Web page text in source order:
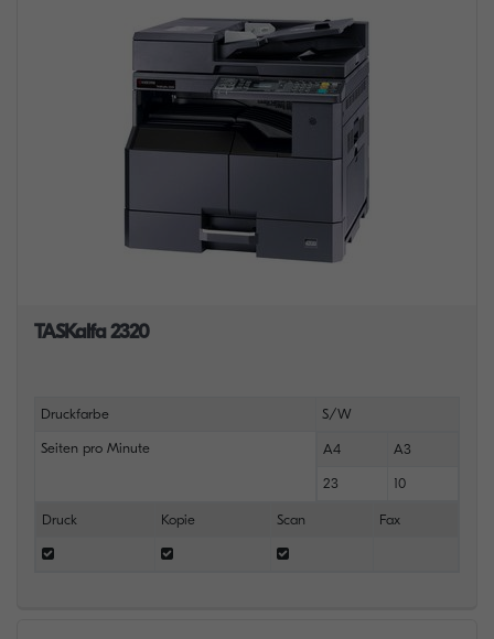
TASKalfa 2320
Druckfarbe S/W
Seiten pro Minute A4 A3
23 10
Druck Kopie Scan Fax